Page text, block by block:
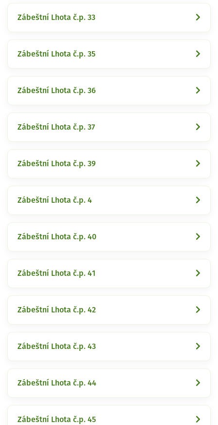
Zábeštní Lhota č.p. 33
Zábeštní Lhota č.p. 35
Zábeštní Lhota č.p. 36
Zábeštní Lhota č.p. 37
Zábeštní Lhota č.p. 39
Zábeštní Lhota č.p. 4
Zábeštní Lhota č.p. 40
Zábeštní Lhota č.p. 41
Zábeštní Lhota č.p. 42
Zábeštní Lhota č.p. 43
Zábeštní Lhota č.p. 44
Zábeštní Lhota č.p. 45